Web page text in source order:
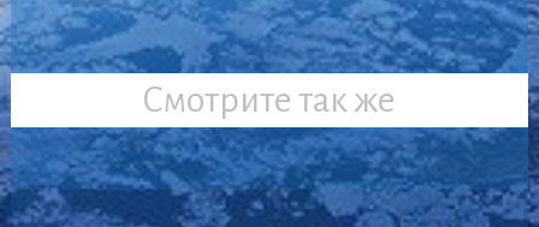
Смотрите так же